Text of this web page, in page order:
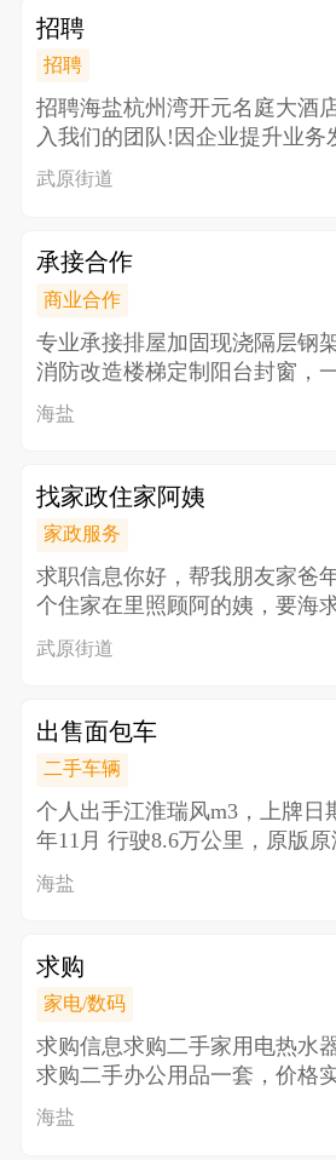
招聘
招聘
招聘海盐杭州湾开元名庭大酒
入我们的团队! 因企业提升业务
以下工种
武原街道
承接合作
商业合作
专业承接排屋加固现浇隔层钢
消防改造楼梯定制阳台封窗，
匠心施工，品
海盐
找家政住家阿姨
家政服务
求职信息 你好，帮我朋友家爸
个住家在里照顾阿的姨，要海
岁左右，身
武原街道
出售面包车
二手车辆
个人出手江淮瑞风m3，上牌日
年11月 行驶8.6万公里，原版原
丝都没换个一颗车况无敌
海盐
求购
家电/数码
求购信息 求购二手家用电热水
求购二手办公用品一套，价格
城区，联系电
海盐